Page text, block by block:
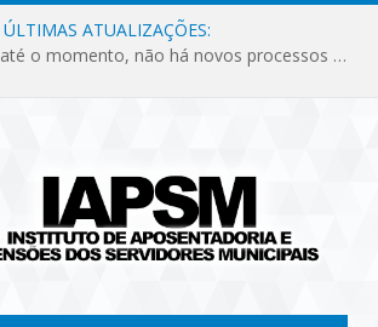
ÚLTIMAS ATUALIZAÇÕES:
Declaramos que até o momento, não há novos processos licitatórios para o Instituto de Previdência no ano de 2026.